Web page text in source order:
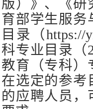
版）》、《研
育部学生服务
目录（https://
科专业目录（
教育（专科）
在选定的参考
的应聘人员，